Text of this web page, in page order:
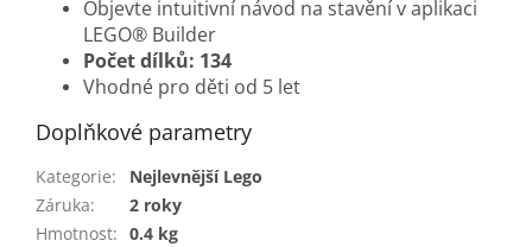
Objevte intuitivní návod na stavění v aplikaci
LEGO® Builder
Počet dílků: 134
Vhodné pro děti od 5 let
Doplňkové parametry
Kategorie:
Nejlevnější Lego
Záruka:
2 roky
Hmotnost: 0.4 kg